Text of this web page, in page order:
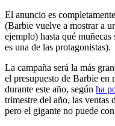
El anuncio es
(Barbie vuelve a mostrar a
ejemplo) hasta qué
es una de las protagonistas).
La campaña será la más
el presupuesto de Barbie
durante este año, según ha
trimestre del año, las ventas
pero el gigante no puede